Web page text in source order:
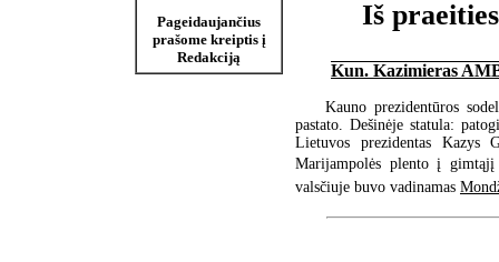
Pageidaujančius
prašome kreiptis į
Redakciją
Iš
Kun. Kazimieras
Kauno prezidentūros
pastato. Dešinėje statula:
Lietuvos prezidentas
Marijampolės plento į gimtąjį
valsčiuje buvo vadinamas